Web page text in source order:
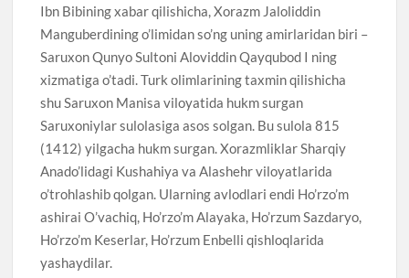
Ibn Bibining xabar qilishicha, Xorazm Jaloliddin
Manguberdining o’limidan so’ng uning amirlaridan biri –
Saruxon Qunyo Sultoni Aloviddin Qayqubod I ning
xizmatiga o’tadi. Turk olimlarining taxmin qilishicha
shu Saruxon Manisa viloyatida hukm surgan
Saruxoniylar sulolasiga asos solgan. Bu sulola 815
(1412) yilgacha hukm surgan. Xorazmliklar Sharqiy
Anado’lidagi Kushahiya va Alashehr viloyatlarida
o’trohlashib qolgan. Ularning avlodlari endi Ho’rzo’m
ashirai O’vachiq, Ho’rzo’m Alayaka, Ho’rzum Sazdaryo,
Ho’rzo’m Keserlar, Ho’rzum Enbelli qishloqlarida
yashaydilar.